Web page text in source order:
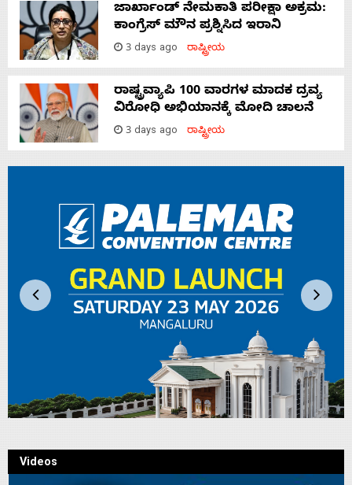
ಜಾರ್ಖಾಂಡ್‌ ನೇಮಕಾತಿ ಪರೀಕ್ಷಾ ಅಕ್ರಮ:
ಕಾಂಗ್ರೆಸ್‌ ಮೌನ ಪ್ರಶ್ನಿಸಿದ ಇರಾನಿ
3 days ago ರಾಷ್ಟ್ರೀಯ
ರಾಷ್ಟ್ರವ್ಯಾಪಿ 100 ವಾರಗಳ ಮಾದಕ ದ್ರವ್ಯ
ವಿರೋಧಿ ಅಭಿಯಾನಕ್ಕೆ ಮೋದಿ ಚಾಲನೆ
3 days ago ರಾಷ್ಟ್ರೀಯ
Videos